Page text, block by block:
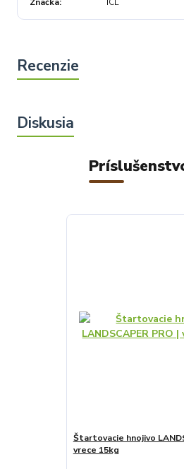
Značka ICL
Štartovacie hnojivo
vrece 15kg